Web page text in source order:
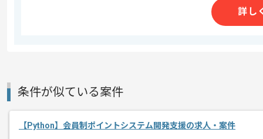
メント
詳し
条件が似ている案件
【Python】会員制ポイントシステム開発支援の求人・案件